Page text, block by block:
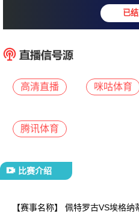
佩特罗古
高清直播 咪咕体育
腾讯体育
比赛介绍
【赛事名称】 佩特罗古VS埃格纳